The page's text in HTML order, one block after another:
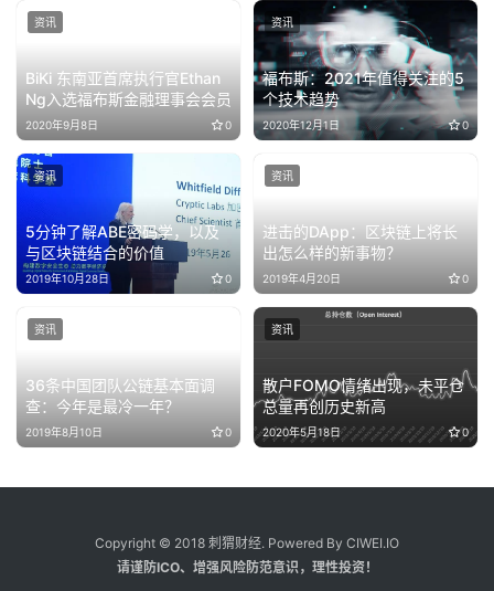
BiKi 东南亚首席执行官Ethan
Ng入选福布斯金融理事会会员
2020年9月8日 0
资讯
福布斯：2021年值得关注的5
个技术趋势
2020年12月1日 0
资讯
5分钟了解ABE密码学，以及
与区块链结合的价值
2019年10月28日 0
资讯
进击的DApp：区块链上将长
出怎么样的新事物？
2019年4月20日 0
资讯
36条中国团队公链基本面调
查：今年是最冷一年？
2019年8月10日 0
资讯
散户FOMO情绪出现，未平仓
总量再创历史新高
2020年5月18日 0
资讯
Copyright © 2018 刺猬财经. Powered By CIWEI.IO
请谨防ICO、增强风险防范意识，理性投资！